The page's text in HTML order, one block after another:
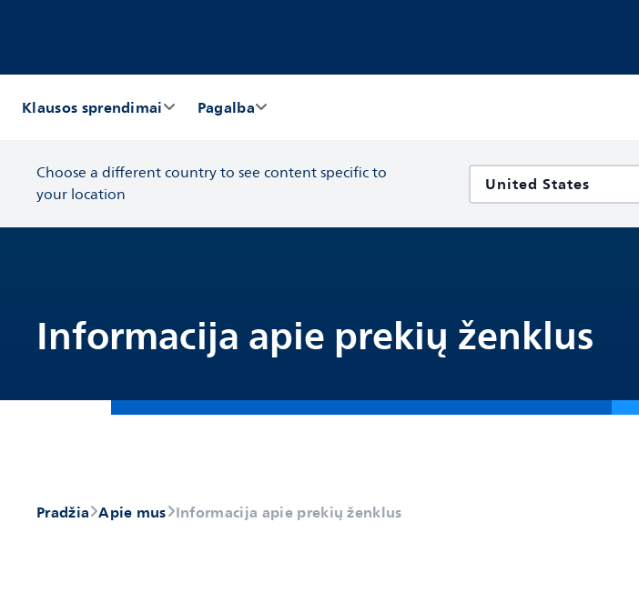
Klausos sprendimai Pagalba
Choose a different country to see content specific to
your location
Informacija apie prekių ženklus
Pradžia Apie mus Informacija apie prekių ženklus